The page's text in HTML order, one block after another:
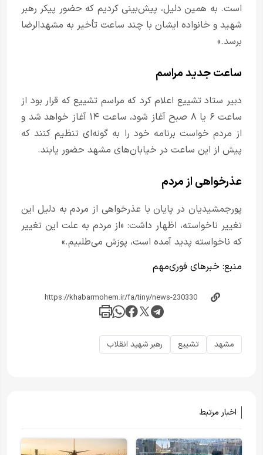
است. به همین دلیل، پیش‌بینی کردیم که حضور پیکر رهبر
شهید و خانواده ایشان با چند ساعت تأخیر به مشهدالرضا
برسد.»
ساعت جدید مراسم
دبیر ستاد تشییع اعلام کرد که مراسم تشییع که قرار بود از
ساعت ۶ یا ۸ صبح آغاز شود، ساعت ۱۴ آغاز خواهد شد و
از مردم خواست برنامه خود را به گونه‌ای تنظیم کنند که
پیش از این ساعت در خیابان‌های مشهد حضور یابند.
عذرخواهی از مردم
پورجمشیدیان در پایان با عذرخواهی از مردم به دلیل این
تغییر ناخواسته، اظهار داشت: «از مردم به علت این تغییر
که ناخواسته پدید آمده است، پوزش می‌طلبیم.»
منبع: خبرهای فوری‌مهم
مشهد تشییع رهبر شهید انقلاب
اخبار مرتبط